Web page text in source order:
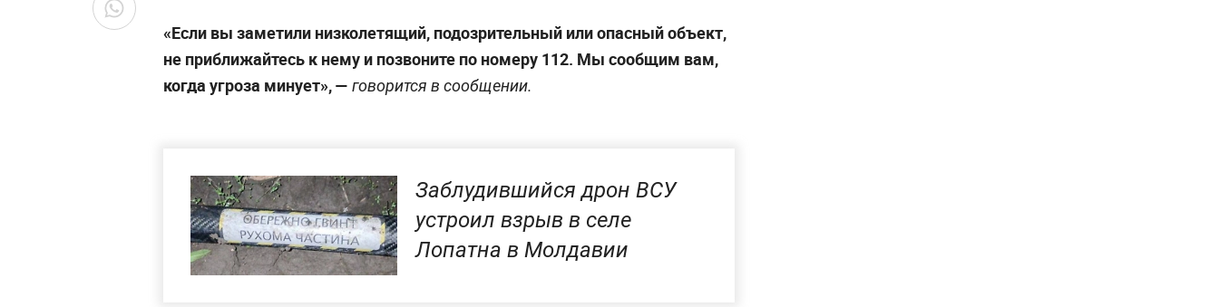
«Если вы заметили низколетящий, подозрительный или опасный объект,
не приближайтесь к нему и позвоните по номеру 112. Мы сообщим вам,
когда угроза минует», — говорится в сообщении.
Заблудившийся дрон ВСУ
устроил взрыв в селе
Лопатна в Молдавии